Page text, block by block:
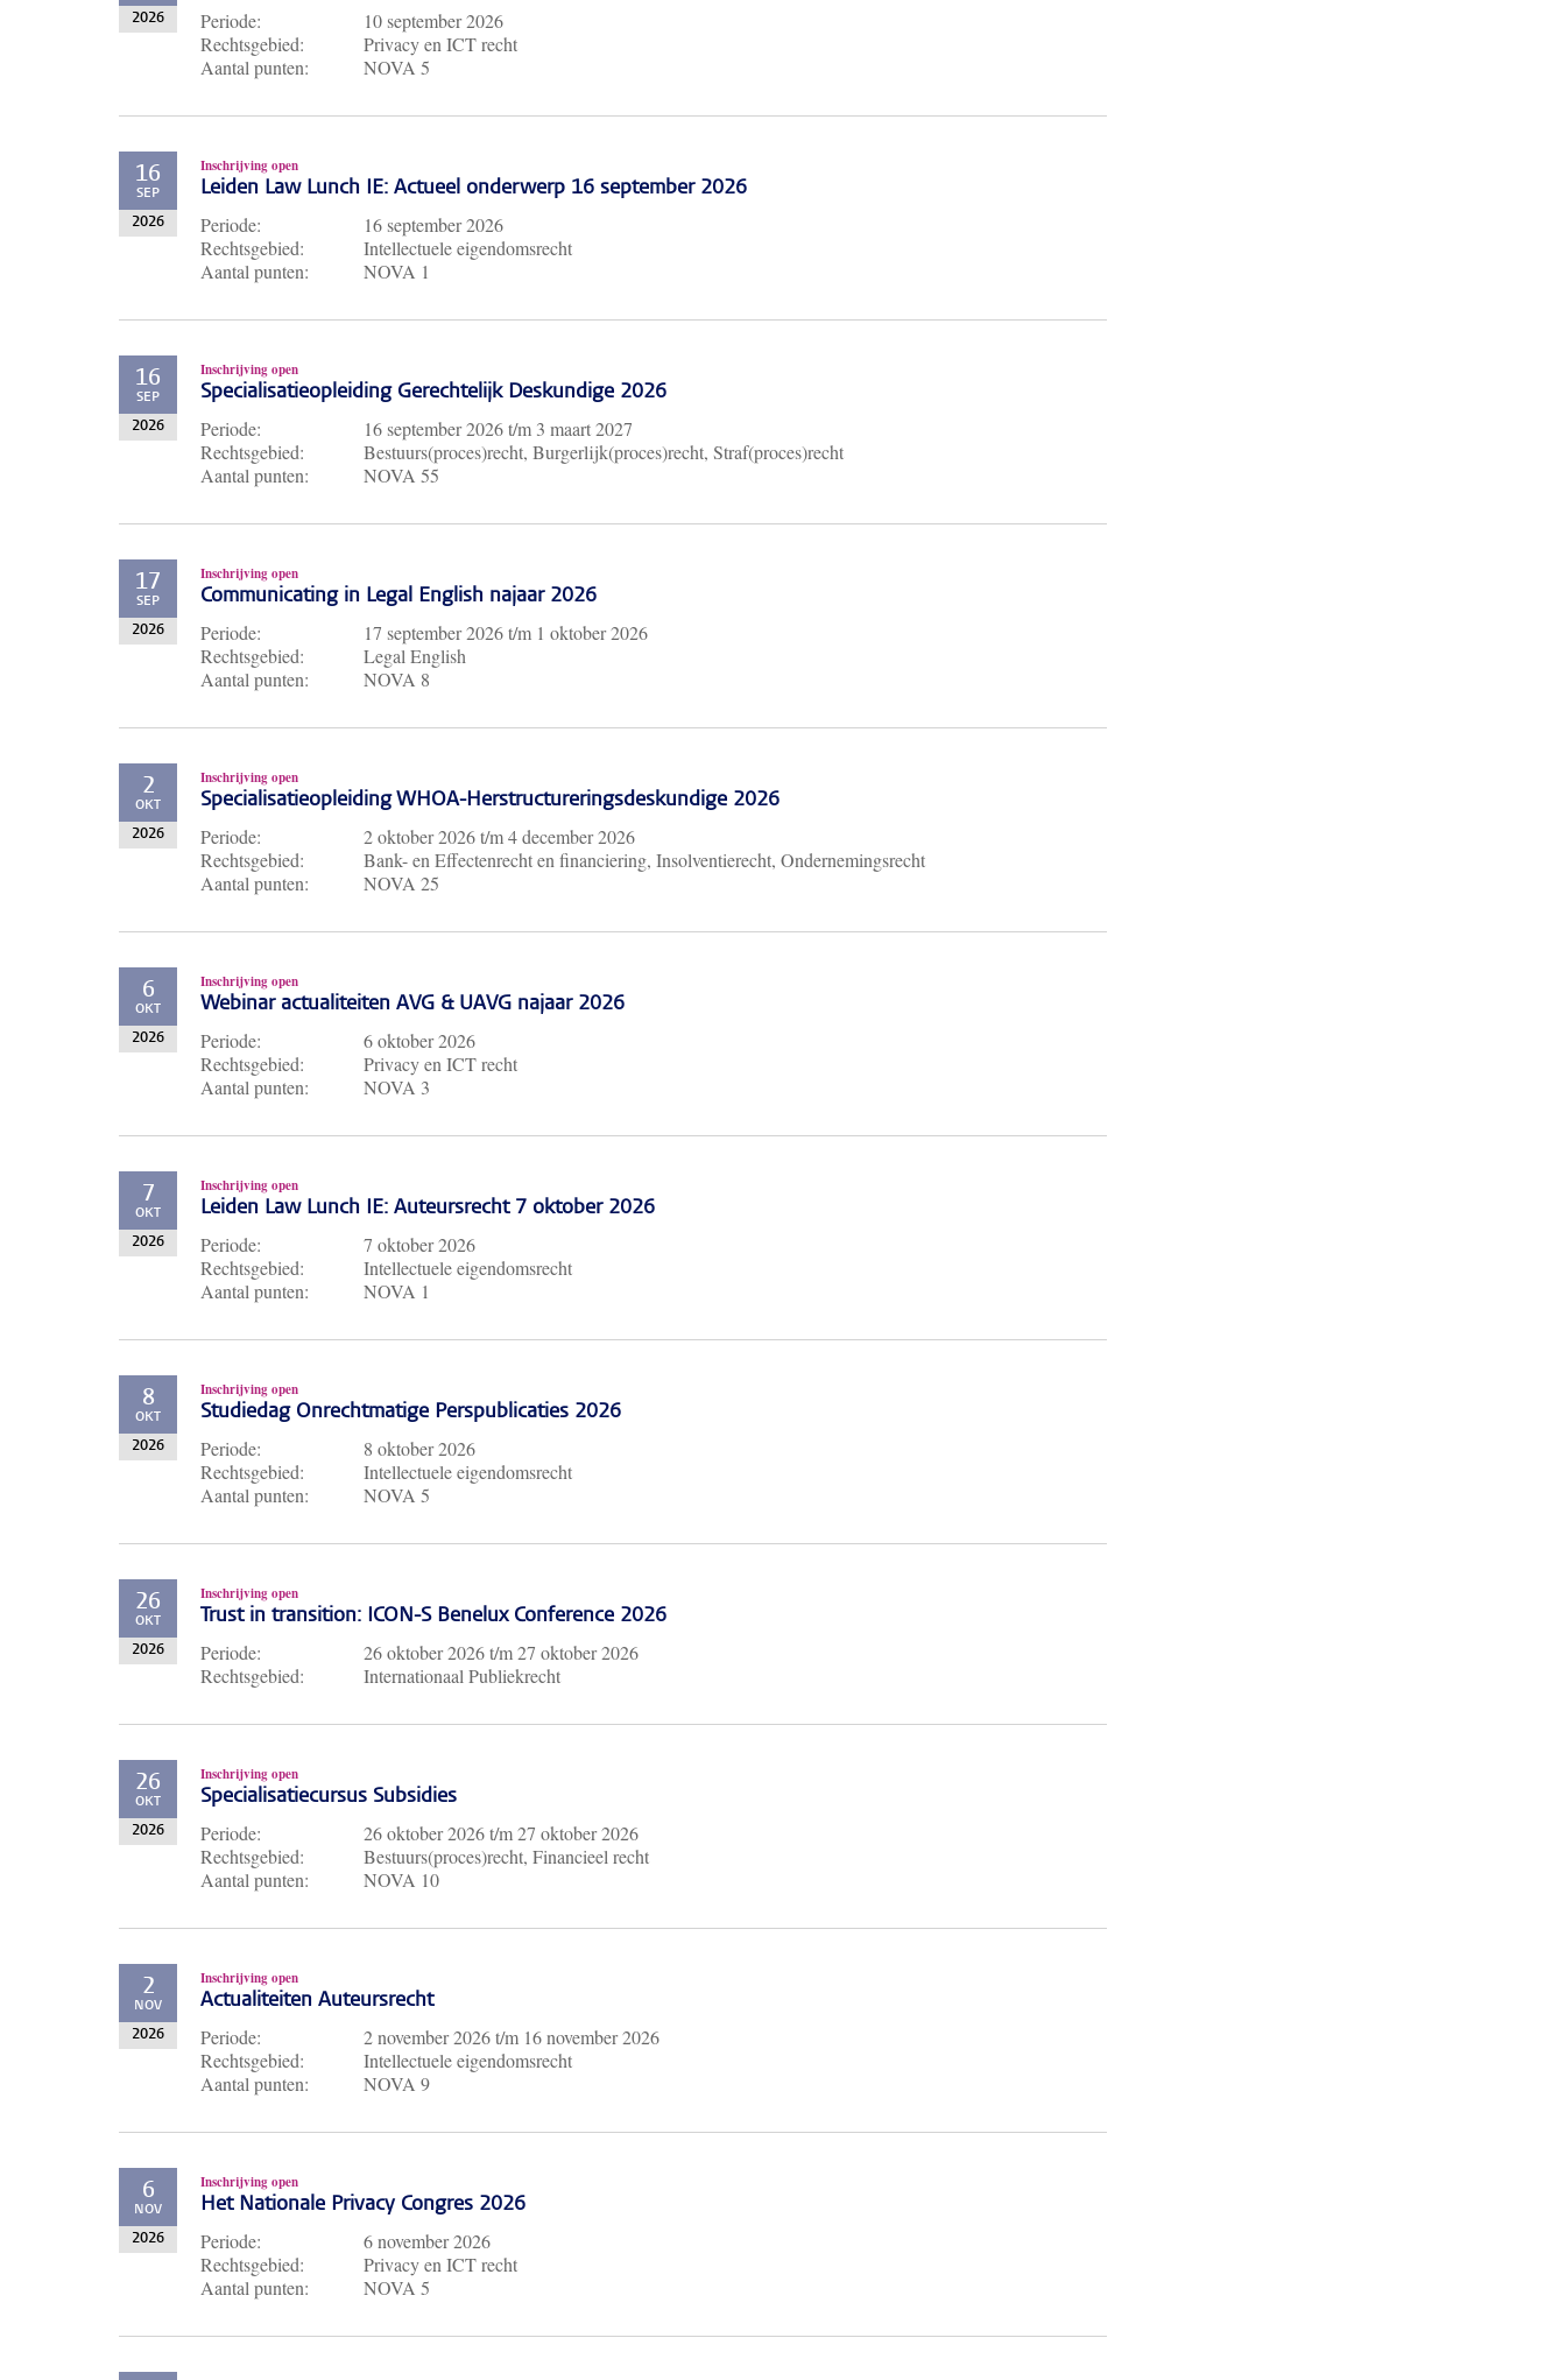
2026 Periode:
10 september 2026
Rechtsgebied:
Privacy en ICT recht
Aantal punten:
NOVA 5
16
SEP
2026
Inschrijving open
Leiden Law Lunch IE: Actueel onderwerp 16 september 2026
Periode:
16 september 2026
Rechtsgebied:
Intellectuele eigendomsrecht
Aantal punten:
NOVA 1
16
SEP
2026
Inschrijving open
Specialisatieopleiding Gerechtelijk Deskundige 2026
Periode: 16 september 2026t/m 3 maart 2027
Rechtsgebied:
Bestuurs(proces)recht, Burgerlijk(proces)recht, Straf(proces)recht
Aantal punten:
NOVA 55
17
SEP
2026
Inschrijving open
Communicating in Legal English najaar 2026
Periode: 17 september 2026t/m 1 oktober 2026
Rechtsgebied:
Legal English
Aantal punten:
NOVA 8
2
OKT
2026
Inschrijving open
Specialisatieopleiding WHOA-Herstructureringsdeskundige 2026
Periode: 2 oktober 2026t/m4 december 2026
Rechtsgebied:
Bank- en Effectenrecht en financiering, Insolventierecht, Ondernemingsrecht
Aantal punten:
NOVA 25
6
OKT
2026
Inschrijving open
Webinar actualiteiten AVG & UAVG najaar 2026
Periode:
6 oktober 2026
Rechtsgebied:
Privacy en ICT recht
Aantal punten:
NOVA 3
7
OKT
2026
Inschrijving open
Leiden Law Lunch IE: Auteursrecht 7 oktober 2026
Periode:
7 oktober 2026
Rechtsgebied:
Intellectuele eigendomsrecht
Aantal punten:
NOVA 1
8
OKT
2026
Inschrijving open
Studiedag Onrechtmatige Perspublicaties 2026
Periode:
8 oktober 2026
Rechtsgebied:
Intellectuele eigendomsrecht
Aantal punten:
NOVA 5
26
OKT
2026
Inschrijving open
Trust in transition: ICON-S Benelux Conference 2026
Periode: 26 oktober 2026t/m27 oktober 2026
Rechtsgebied:
Internationaal Publiekrecht
26
OKT
2026
Inschrijving open
Specialisatiecursus Subsidies
Periode: 26 oktober 2026t/m27 oktober 2026
Rechtsgebied:
Bestuurs(proces)recht, Financieel recht
Aantal punten:
NOVA 10
2
NOV
2026
Inschrijving open
Actualiteiten Auteursrecht
Periode: 2 november 2026t/m 16 november 2026
Rechtsgebied:
Intellectuele eigendomsrecht
Aantal punten:
NOVA 9
6
NOV
2026
Inschrijving open
Het Nationale Privacy Congres 2026
Periode:
6 november 2026
Rechtsgebied:
Privacy en ICT recht
Aantal punten:
NOVA 5